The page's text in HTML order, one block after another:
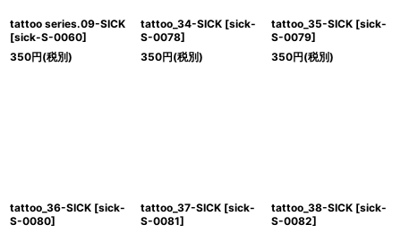
tattoo series.09-SICK
[sick-S-0060]
350円(税別)
tattoo_34-SICK [sick-
S-0078]
350円(税別)
tattoo_35-SICK [sick-
S-0079]
350円(税別)
tattoo_36-SICK [sick-
S-0080]
tattoo_37-SICK [sick-
S-0081]
tattoo_38-SICK [sick-
S-0082]